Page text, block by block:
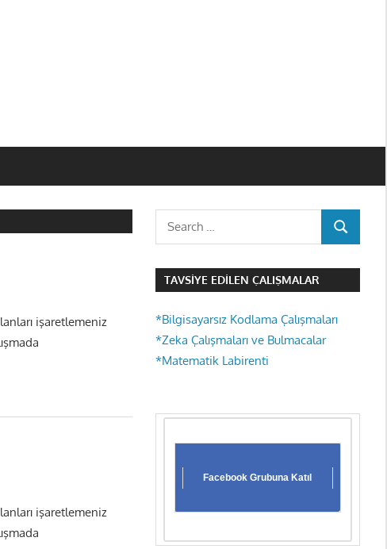
işaretlemeniz
işaretlemeniz
Search
SEARCH
TAVSIYE EDILEN ÇALIŞMALAR
*Bilgisayarsız Kodlama Çalışmaları
*Zeka Çalışmaları ve Bulmacalar
*Matematik Labirenti
Facebook Grubuna Katıl